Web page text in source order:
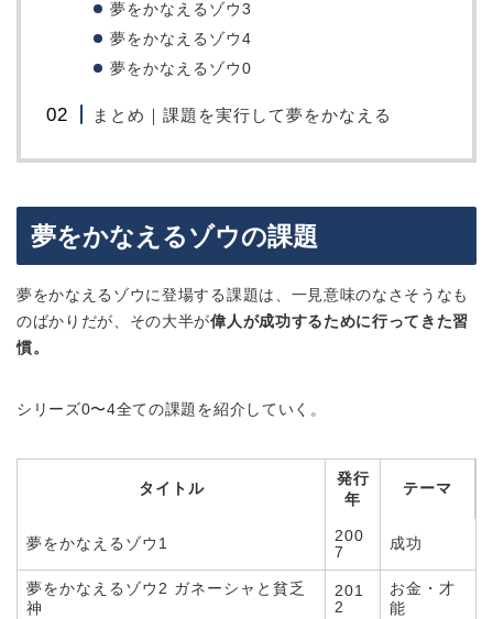
夢をかなえるゾウ3
夢をかなえるゾウ4
夢をかなえるゾウ0
まとめ｜課題を実行して夢をかなえる
夢をかなえるゾウの課題
夢をかなえるゾウに登場する課題は、一見意味のなさそうなも
のばかりだが、その大半が偉人が成功するために行ってきた習
慣。
シリーズ0〜4全ての課題を紹介していく。
タイトル
発行
年
テーマ
夢をかなえるゾウ1
200
7
成功
夢をかなえるゾウ2 ガネーシャと貧乏
神
201
2
お金・才
能